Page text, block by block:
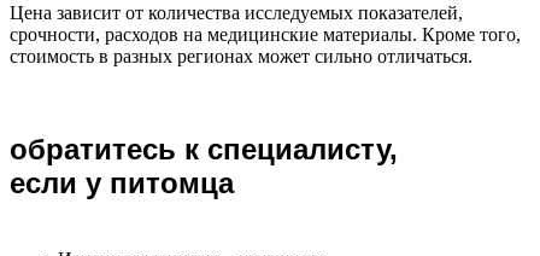
Цена зависит от количества исследуемых показателей,
срочности, расходов на медицинские материалы. Кроме того,
стоимость в разных регионах может сильно отличаться.
обратитесь к специалисту,
если у питомца